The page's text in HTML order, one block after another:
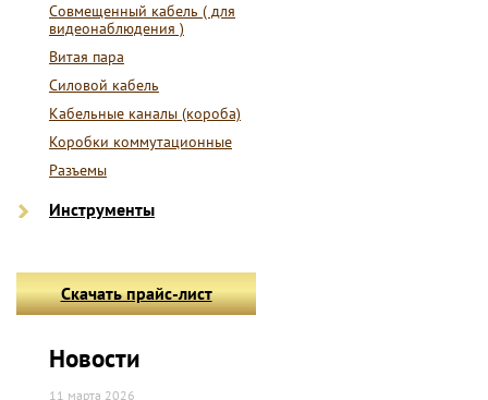
Совмещенный кабель ( для
видеонаблюдения )
Витая пара
Силовой кабель
Кабельные каналы (короба)
Коробки коммутационные
Разъемы
Инструменты
Скачать прайс-лист
Новости
11 марта 2026